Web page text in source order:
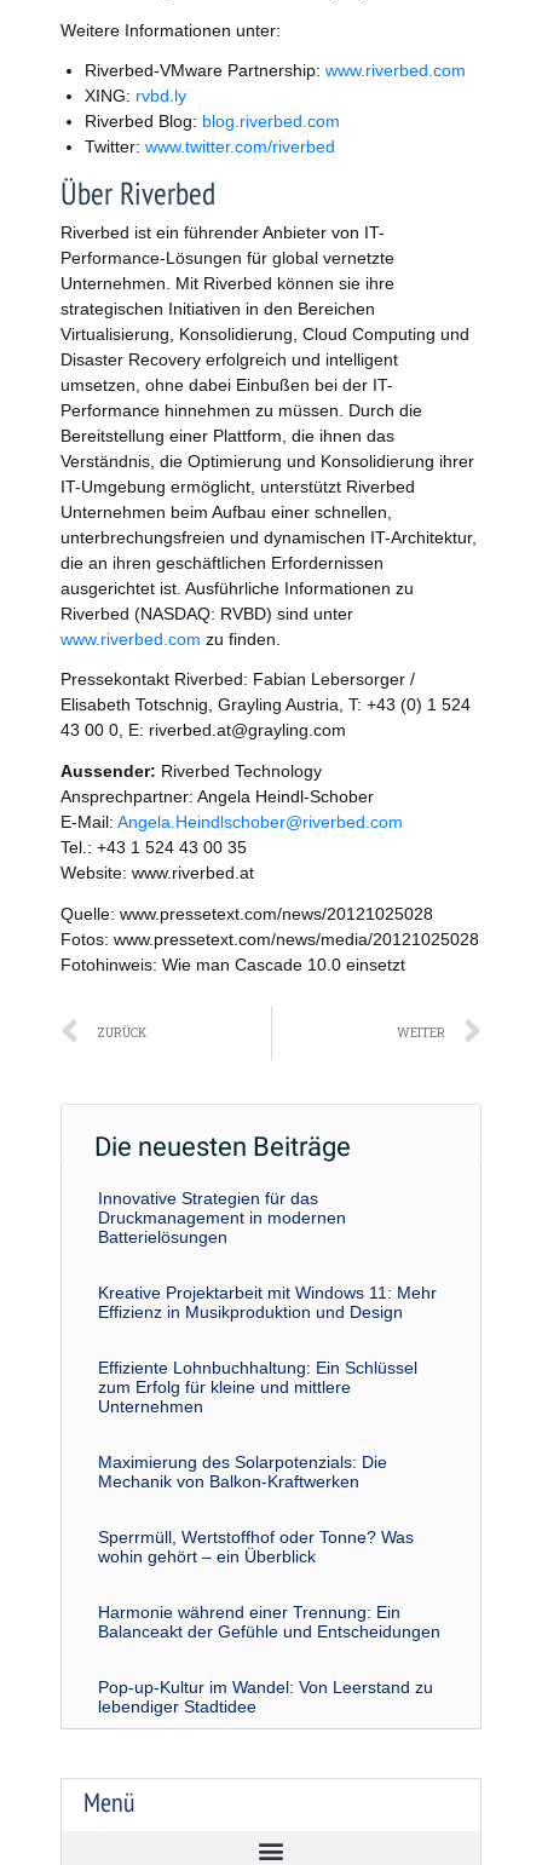
Weitere Informationen unter:
Riverbed-VMware Partnership: www.riverbed.com
XING: rvbd.ly
Riverbed Blog: blog.riverbed.com
Twitter: www.twitter.com/riverbed
Über Riverbed
Riverbed ist ein führender Anbieter von IT-
Performance-Lösungen für global vernetzte
Unternehmen. Mit Riverbed können sie ihre
strategischen Initiativen in den Bereichen
Virtualisierung, Konsolidierung, Cloud Computing und
Disaster Recovery erfolgreich und intelligent
umsetzen, ohne dabei Einbußen bei der IT-
Performance hinnehmen zu müssen. Durch die
Bereitstellung einer Plattform, die ihnen das
Verständnis, die Optimierung und Konsolidierung ihrer
IT-Umgebung ermöglicht, unterstützt Riverbed
Unternehmen beim Aufbau einer schnellen,
unterbrechungsfreien und dynamischen IT-Architektur,
die an ihren geschäftlichen Erfordernissen
ausgerichtet ist. Ausführliche Informationen zu
Riverbed (NASDAQ: RVBD) sind unter
www.riverbed.com zu finden.
Pressekontakt Riverbed: Fabian Lebersorger /
Elisabeth Totschnig, Grayling Austria, T: +43 (0) 1 524
43 00 0, E: riverbed.at@grayling.com
Aussender: Riverbed Technology
Ansprechpartner: Angela Heindl-Schober
E-Mail: Angela.Heindlschober@riverbed.com
Tel.: +43 1 524 43 00 35
Website: www.riverbed.at
Quelle: www.pressetext.com/news/20121025028
Fotos: www.pressetext.com/news/media/20121025028
Fotohinweis: Wie man Cascade 10.0 einsetzt
Zurück
ZURÜCK WEITER
Die neuesten Beiträge
Innovative Strategien für das
Druckmanagement in modernen
Batterielösungen
Kreative Projektarbeit mit Windows 11: Mehr
Effizienz in Musikproduktion und Design
Effiziente Lohnbuchhaltung: Ein Schlüssel
zum Erfolg für kleine und mittlere
Unternehmen
Maximierung des Solarpotenzials: Die
Mechanik von Balkon-Kraftwerken
Sperrmüll, Wertstoffhof oder Tonne? Was
wohin gehört – ein Überblick
Harmonie während einer Trennung: Ein
Balanceakt der Gefühle und Entscheidungen
Pop-up-Kultur im Wandel: Von Leerstand zu
lebendiger Stadtidee
Menü